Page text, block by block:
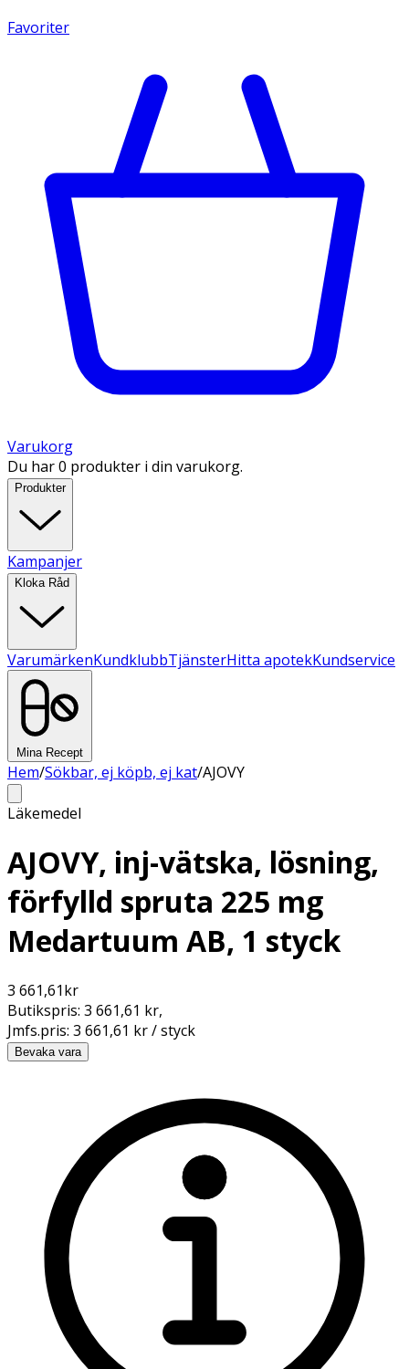
Favoriter
Varukorg
Du har 0 produkter i din varukorg.
Produkter
Kampanjer
Kloka Råd
VarumärkenKundklubbTjänsterHitta apotekKundservice
Mina Recept
Hem/Sökbar, ej köpb, ej kat/AJOVY
Läkemedel
AJOVY, inj-vätska, lösning,
förfylld spruta 225 mg
Medartuum AB, 1 styck
3 661,61kr
Butikspris: 3 661,61 kr,
Jmfs.pris: 3 661,61 kr / styck
Bevaka vara